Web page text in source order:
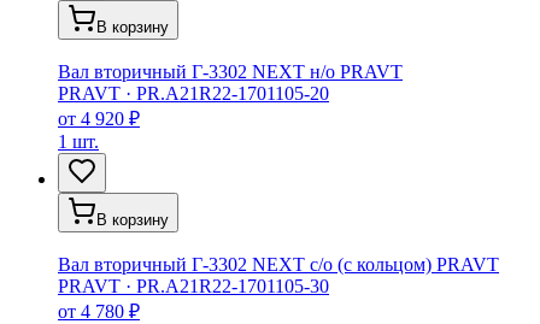
В корзину
Вал вторичный Г-3302 NEXT н/о PRAVT
PRAVT · PR.A21R22-1701105-20
от 4 920 ₽
1 шт.
В корзину
Вал вторичный Г-3302 NEXT с/о (с кольцом) PRAVT
PRAVT · PR.A21R22-1701105-30
от 4 780 ₽